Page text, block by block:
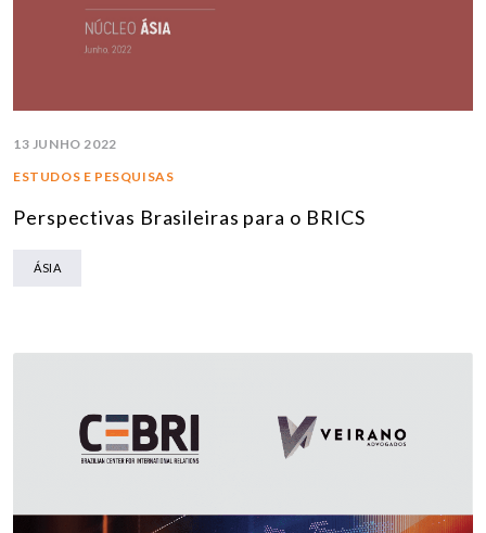
13 JUNHO 2022
ESTUDOS E PESQUISAS
Perspectivas Brasileiras para o BRICS
ÁSIA